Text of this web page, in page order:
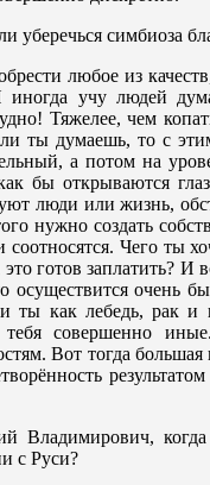
уберечься симбиоза
любое из
учу людей
Тяжелее, чем
ты думаешь, то с
а потом на
бы открываются
люди или жизнь,
нужно создать
Чего ты
готов заплатить? И
осуществится очень
ты как лебедь, рак
совершенно
Вот тогда
Владимирович,
с Руси?